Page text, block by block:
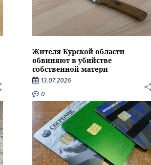
Жителя Курской области
обвиняют в убийстве
собственной матери
13.07.2026
0